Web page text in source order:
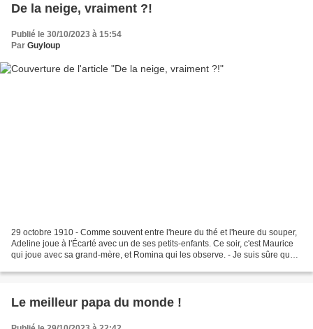
De la neige, vraiment ?!
Publié le 30/10/2023 à 15:54
Par Guyloup
29 octobre 1910 - Comme souvent entre l'heure du thé et l'heure du souper,
Adeline joue à l'Écarté avec un de ses petits-enfants. Ce soir, c'est Maurice
qui joue avec sa grand-mère, et Romina qui les observe. - Je suis sûre que
Le meilleur papa du monde !